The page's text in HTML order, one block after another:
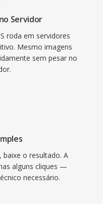
Servidor
roda em servidores
Mesmo imagens
sem pesar no
baixe o resultado. A
alguns cliques —
necessário.